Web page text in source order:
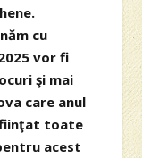
cu
vor fi
şi mai
care anul
toate
acest